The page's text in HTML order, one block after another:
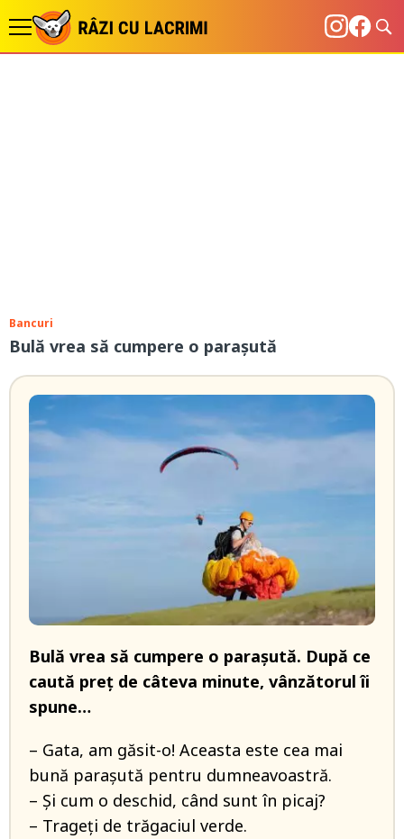
Bancuri
Bulă vrea să cumpere o parașută
Bulă vrea să cumpere o parașută. După ce
caută preț de câteva minute, vânzătorul îi
spune…
– Gata, am găsit-o! Aceasta este cea mai
bună parașută pentru dumneavoastră.
– Și cum o deschid, când sunt în picaj?
– Trageți de trăgaciul verde.